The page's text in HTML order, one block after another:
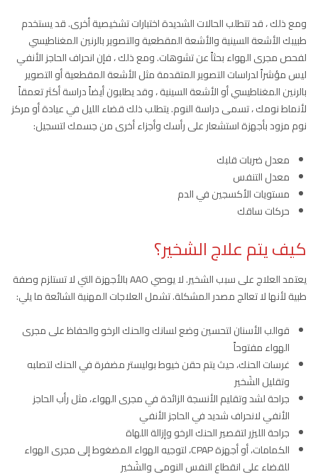
ومع ذلك ، قد تتطلب الحالات الشديدة اختبارات تشخيصية أخرى. قد يستخدم
طبيبك الأشعة السينية والأشعة المقطعية والتصوير بالرنين المغناطيسي
لفحص مجرى الهواء بحثاً عن تشوهات. ومع ذلك ، فإن انحراف الحاجز الأنفي
ليس مؤشراً لدراسات التصوير المتقدمة مثل الأشعة المقطعية أو التصوير
بالرنين المغناطيسي أو الأشعة السينية ، وقد يطلبون أيضاً دراسة أكثر تعمقاً
لأنماط نومك ، تسمى دراسة النوم. يتطلب ذلك قضاء الليل في عيادة أو مركز
نوم مزود بأجهزة استشعار على رأسك وأجزاء أخرى من جسمك لتسجيل:
معدل ضربات قلبك
معدل التنفس
مستويات الأكسجين في الدم
حركات ساقك
كيف يتم علاج الشخير؟
يعتمد العلاج على سبب الشخير. لا يوصي AAO بالأجهزة التي لا تستلزم وصفة
طبية لأنها لا تعالج مصدر المشكلة. تشمل العلاجات المهنية الشائعة ما يلي:
قوالب الأسنان لتحسين وضع لسانك والحنك الرخو والحفاظ على مجرى
الهواء مفتوحاً
غرسات الحنك، حيث يتم حقن خيوط بوليستر مضفرة في الحنك لتصلبه
وتقليل الشَخير
جراحة لشد وتقليم الأنسجة الزائدة في مجرى الهواء، مثل رأب الحاجز
الأنفي لانحراف شديد في الحاجز الأنفي
جراحة الليزر لتقصير الحنك الرخو وإزالة اللهاة
الكمامات، أو أجهزة CPAP، لتوجيه الهواء المضغوط إلى مجرى الهواء
للقضاء على انقطاع النفس النومي والشَخير